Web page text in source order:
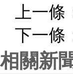
上一條
下一條
相關新